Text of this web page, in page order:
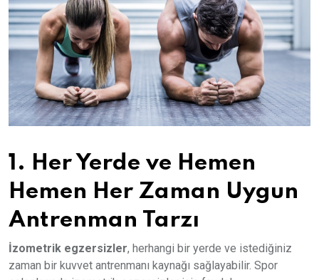
1. Her Yerde ve Hemen
Hemen Her Zaman Uygun
Antrenman Tarzı
İzometrik egzersizler, herhangi bir yerde ve istediğiniz
zaman bir kuvvet antrenmanı kaynağı sağlayabilir. Spor